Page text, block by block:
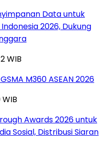
Data untuk
2026, Dukung
WIB
M360 ASEAN 2026
Awards 2026 untuk
Sosial, Distribusi Siaran